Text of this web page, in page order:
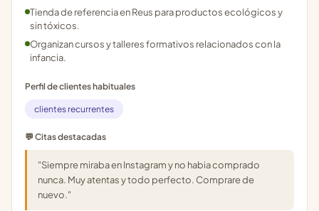
Tienda de referencia en Reus para productos ecológicos y
sin tóxicos.
Organizan cursos y talleres formativos relacionados con la
infancia.
Perfil de clientes habituales
clientes recurrentes
💬 Citas destacadas
"Siempre miraba en Instagram y no habia comprado
nunca. Muy atentas y todo perfecto. Comprare de
nuevo."